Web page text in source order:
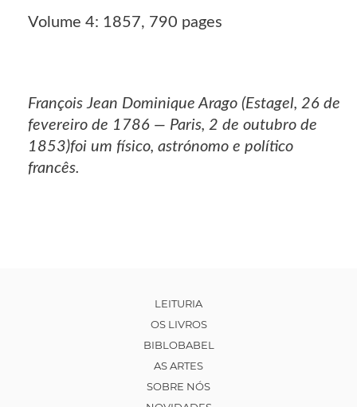
Volume 4: 1857, 790 pages
François Jean Dominique Arago (Estagel, 26 de
fevereiro de 1786 — Paris, 2 de outubro de
1853)foi um físico, astrónomo e político
francês.
LEITURIA
OS LIVROS
BIBLOBABEL
AS ARTES
SOBRE NÓS